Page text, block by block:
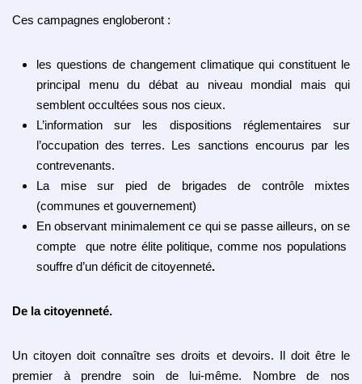
Ces campagnes engloberont :
les questions de changement climatique qui constituent le
principal menu du débat au niveau mondial mais qui
semblent occultées sous nos cieux.
L’information sur les dispositions réglementaires sur
l’occupation des terres. Les sanctions encourus par les
contrevenants.
La mise sur pied de brigades de contrôle mixtes
(communes et gouvernement)
En observant minimalement ce qui se passe ailleurs, on se
compte que notre élite politique, comme nos populations
souffre d’un déficit de citoyenneté.
De la citoyenneté.
Un citoyen doit connaître ses droits et devoirs. Il doit être le
premier à prendre soin de lui-même. Nombre de nos